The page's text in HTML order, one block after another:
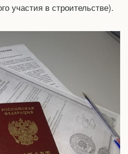
участия в строительстве).